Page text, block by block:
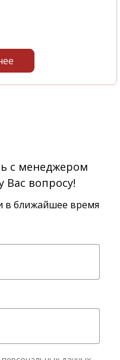
с менеджером
вопросу!
в ближайшее время